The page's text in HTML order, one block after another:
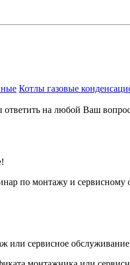
Котлы газовые
на любой Ваш
по монтажу и
или сервисное